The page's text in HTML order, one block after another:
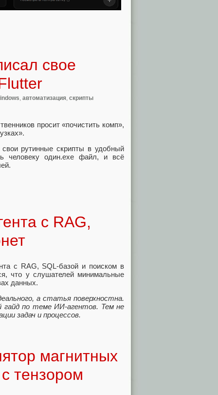
свое
, автоматизация, скрипты
просит «почистить комп»,
рутинные скрипты в удобный
человеку один.exe файл, и всё
с RAG,
с RAG, SQL-базой и поиском в
что у слушателей минимальные
данных.
а статья поверхностна.
гайд по теме ИИ-агентов. Тем не
задач и процессов.
магнитных
тензором